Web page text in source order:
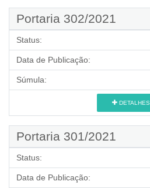
Portaria 302/2021
Status:
Data de Publicação:
Súmula:
DETALHES
Portaria 301/2021
Status:
Data de Publicação: